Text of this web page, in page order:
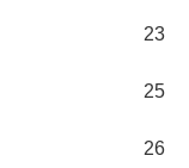
23
25
26